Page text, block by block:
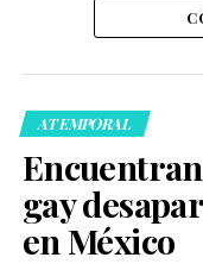
ATEMPORAL
gay
en México